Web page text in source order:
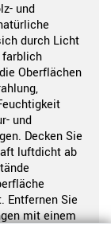
und
durch Licht
farblich
Oberflächen
und
Decken Sie
luftdicht ab
Entfernen Sie
mit einem